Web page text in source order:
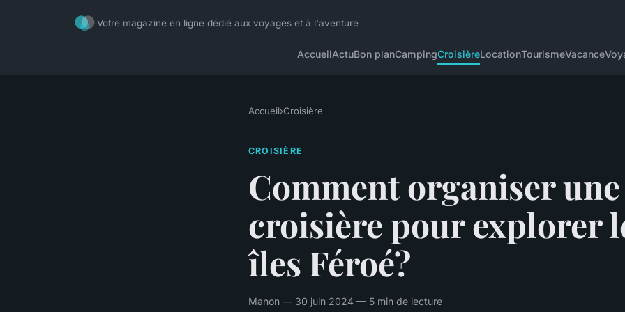
Votre magazine en ligne dédié aux voyages et à l'aventure
AccueilActuBon planCampingCroisièreLocationTourismeVacance
Accueil›Croisière
CROISIÈRE
Comment organiser une
croisière pour explorer
îles Féroé?
Manon — 30 juin 2024 — 5 min de lecture